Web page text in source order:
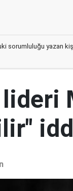
sorumluluğu yazan